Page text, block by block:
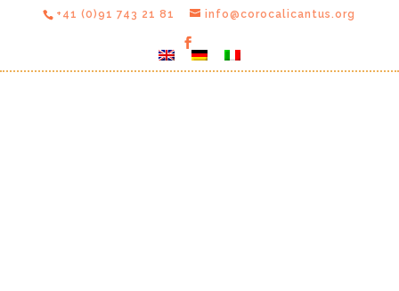
+41 (0)91 743 21 81 info@corocalicantus.org